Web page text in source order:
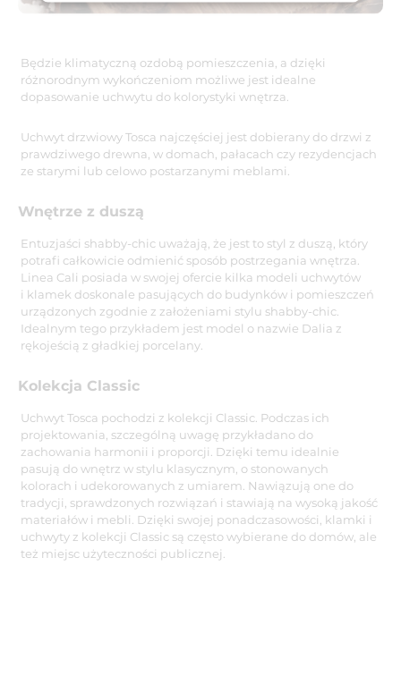
Będzie klimatyczną ozdobą pomieszczenia, a dzięki
różnorodnym wykończeniom możliwe jest idealne
dopasowanie uchwytu do kolorystyki wnętrza.
Uchwyt drzwiowy Tosca najczęściej jest dobierany do drzwi z
prawdziwego drewna, w domach, pałacach czy rezydencjach
ze starymi lub celowo postarzanymi meblami.
Wnętrze z duszą
Entuzjaści shabby-chic uważają, że jest to styl z duszą, który
potrafi całkowicie odmienić sposób postrzegania wnętrza.
Linea Cali posiada w swojej ofercie kilka modeli uchwytów
i klamek doskonale pasujących do budynków i pomieszczeń
urządzonych zgodnie z założeniami stylu shabby-chic.
Idealnym tego przykładem jest model o nazwie Dalia z
rękojeścią z gładkiej porcelany.
Kolekcja Classic
Uchwyt Tosca pochodzi z kolekcji Classic. Podczas ich
projektowania, szczególną uwagę przykładano do
zachowania harmonii i proporcji. Dzięki temu idealnie
pasują do wnętrz w stylu klasycznym, o stonowanych
kolorach i udekorowanych z umiarem. Nawiązują one do
tradycji, sprawdzonych rozwiązań i stawiają na wysoką jakość
materiałów i mebli. Dzięki swojej ponadczasowości, klamki i
uchwyty z kolekcji Classic są często wybierane do domów, ale
też miejsc użyteczności publicznej.